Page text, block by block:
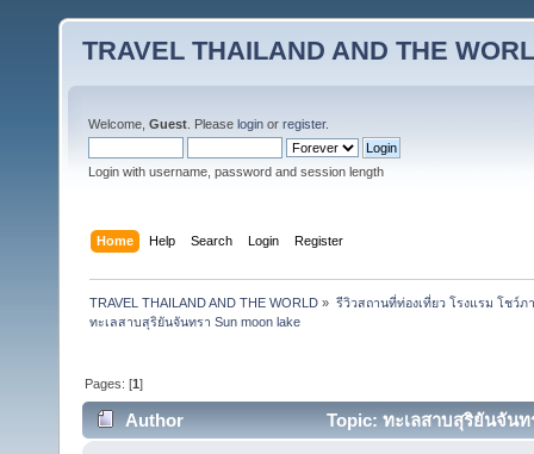
TRAVEL THAILAND AND THE
Welcome, Guest . Please login or register.
Login with username, password and session length
Home Help Search Login Register
TRAVEL THAILAND AND THE WORLD » รีวิวสถานที่ท่องเที่ยว โรงแรม โชว์ภ
ทะเลสาบสุริยันจันทรา Sun moon lake
Pages: [1]
Author Topic: ทะเลสาบสุริยันจัน